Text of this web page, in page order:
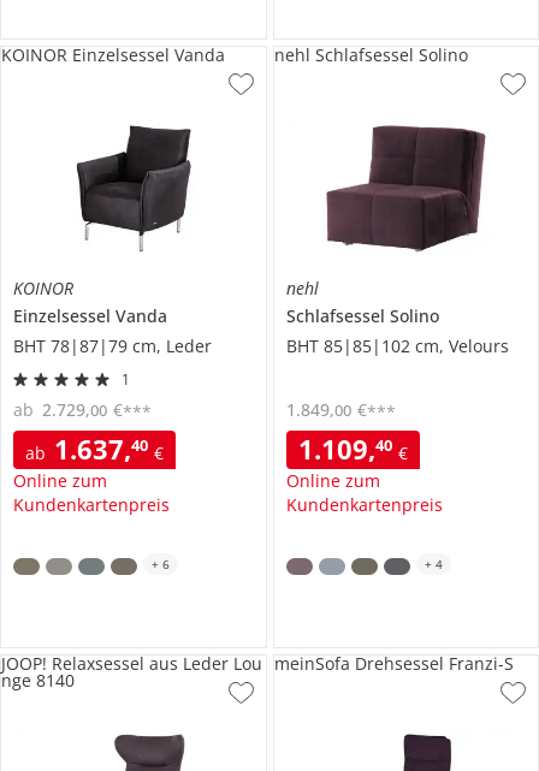
KOINOR
Einzelsessel Vanda
BHT 78|87|79 cm, Leder
1
ab 1.637,40 €
Online zum
Kundenkartenpreis
ab 2.729,00 €***
KOINOR Einzelsessel Vanda
+ 6
nehl
Schlafsessel Solino
BHT 85|85|102 cm, Velours
1.109,40 €
Online zum
Kundenkartenpreis
1.849,00 €***
nehl Schlafsessel Solino
+ 4
JOOP! Relaxsessel aus Leder Lou
nge 8140
meinSofa Drehsessel Franzi-S